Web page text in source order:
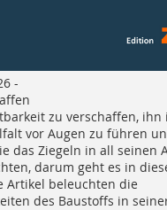
-
zu verschaffen, ihn
vor Augen zu führen
das Ziegeln in all seinen
darum geht es in
Artikel beleuchten die
des Baustoffs in